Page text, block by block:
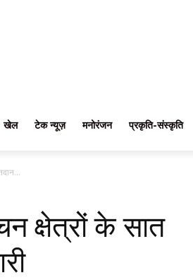
खेल टेक न्यूज़ मनोरंजन प्रकृति-संस्कृति
क्षेत्रों के सात